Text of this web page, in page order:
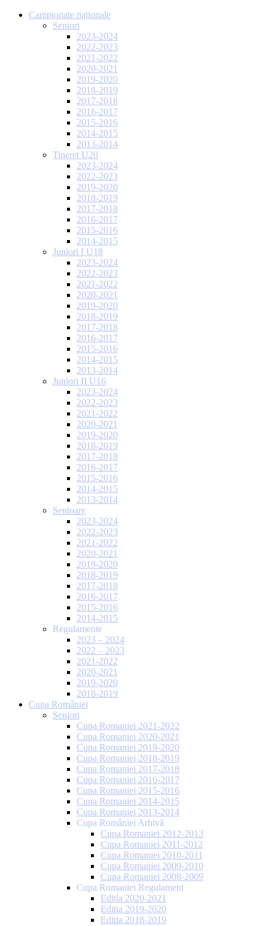
Campionate naționale
Seniori
2023-2024
2022-2023
2021-2022
2020-2021
2019-2020
2018-2019
2017-2018
2016-2017
2015-2016
2014-2015
2013-2014
Tineret U20
2023-2024
2022-2023
2019-2020
2018-2019
2017-2018
2016-2017
2015-2016
2014-2015
Juniori I U18
2023-2024
2022-2023
2021-2022
2020-2021
2019-2020
2018-2019
2017-2018
2016-2017
2015-2016
2014-2015
2013-2014
Juniori II U16
2023-2024
2022-2023
2021-2022
2020-2021
2019-2020
2018-2019
2017-2018
2016-2017
2015-2016
2014-2015
2013-2014
Senioare
2023-2024
2022-2023
2021-2022
2020-2021
2019-2020
2018-2019
2017-2018
2016-2017
2015-2016
2014-2015
Regulamente
2023 – 2024
2022 – 2023
2021-2022
2020-2021
2019-2020
2018-2019
Cupa României
Seniori
Cupa Romaniei 2021-2022
Cupa Romaniei 2020-2021
Cupa Romaniei 2019-2020
Cupa Romaniei 2018-2019
Cupa Romaniei 2017-2018
Cupa Romaniei 2016-2017
Cupa Romaniei 2015-2016
Cupa Romaniei 2014-2015
Cupa Romaniei 2013-2014
Cupa României Arhivă
Cupa Romaniei 2012-2013
Cupa Romaniei 2011-2012
Cupa Romaniei 2010-2011
Cupa Romaniei 2009-2010
Cupa Romaniei 2008-2009
Cupa Romaniei Regulament
Editia 2020-2021
Editia 2019-2020
Editia 2018-2019